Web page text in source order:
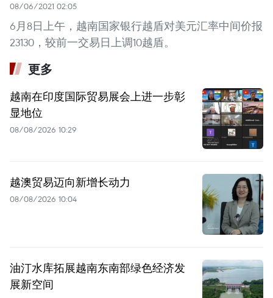
08/06/2021 02:05
6月8日上午，越南国家银行越盾对美元汇率中间价报
23130，较前一交易日上调10越盾。
更多
越南在印度国际贸易展会上进一步彰
显地位
08/08/2026 10:29
越澳贸易迈向新增长动力
08/08/2026 10:04
油汀水库拓展越南东南部绿色经济发
展新空间